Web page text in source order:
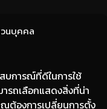
นบุคคล
บการณ์ที่ดีในการใช้
รถเลือกแสดงสิ่งที่น่า
ต้องการเปลี่ยนการตั้ง
นใด)